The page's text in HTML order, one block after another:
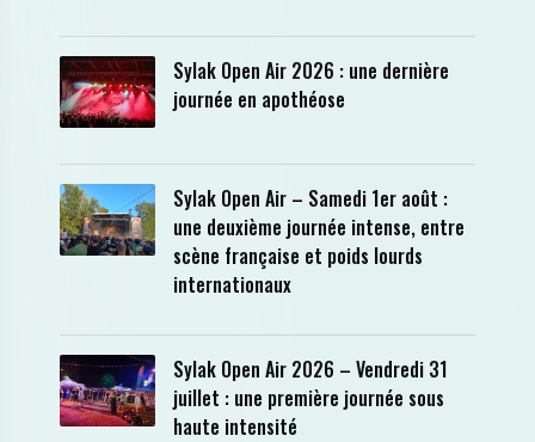
Sylak Open Air 2026 : une dernière
journée en apothéose
Sylak Open Air – Samedi 1er août :
une deuxième journée intense, entre
scène française et poids lourds
internationaux
Sylak Open Air 2026 – Vendredi 31
juillet : une première journée sous
haute intensité